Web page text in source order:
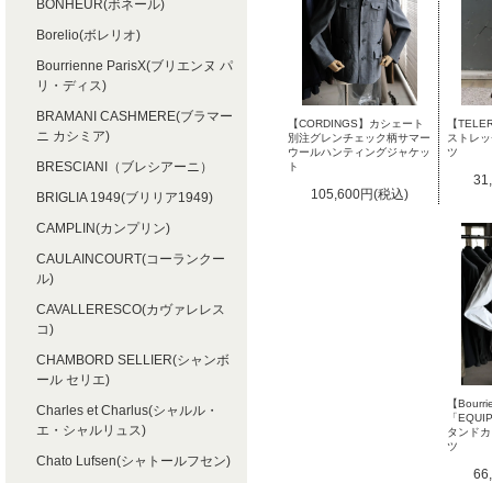
【CORDINGS】カシェート
別注グレンチェック柄サマー
ウールハンティングジャケッ
ト
105,600円(税込)
【
ストレ
ツ
【
「
タンド
ツ
BONHEUR(ボネール)
Borelio(ボレリオ)
Bourrienne ParisX(ブリエンヌ パ
リ・ディス)
BRAMANI CASHMERE(ブラマー
ニ カシミア)
BRESCIANI（ブレシアーニ）
BRIGLIA 1949(ブリリア1949)
CAMPLIN(カンプリン)
CAULAINCOURT(コーランクー
ル)
CAVALLERESCO(カヴァレレス
コ)
CHAMBORD SELLIER(シャンボ
ール セリエ)
Charles et Charlus(シャルル・
エ・シャルリュス)
Chato Lufsen(シャトールフセン)